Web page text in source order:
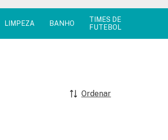
LIMPEZA BANHO
TIMES DE
FUTEBOL
Ordenar